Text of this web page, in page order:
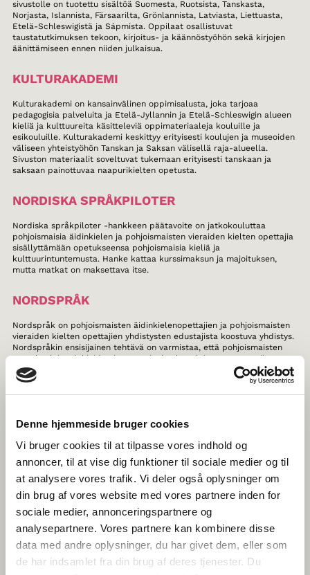
Denne hjemmeside bruger cookies
Vi bruger cookies til at tilpasse vores indhold og
annoncer, til at vise dig funktioner til sociale medier og til
at analysere vores trafik. Vi deler også oplysninger om
din brug af vores website med vores partnere inden for
sociale medier, annonceringspartnere og
analysepartnere. Vores partnere kan kombinere disse
data med andre oplysninger, du har givet dem, eller som
de har indsamlet fra din brug af deres tjenester. Du
sivustolle on tuotettu sisältöä Suomesta, Ruotsista, Tanskasta,
Norjasta, Islannista, Färsaarilta, Grönlannista, Latviasta, Liettuasta,
Etelä-Schleswigistä ja Sápmista. Oppilaat osallistuvat
taustatutkimuksen tekoon, kirjoitus- ja käännöstyöhön sekä kirjojen
äänittämiseen ennen niiden julkaisua.
KULTURAKADEMI
Kulturakademi on kansainvälinen oppimisalusta, joka tarjoaa
pedagogisia palveluita ja Etelä-Jyllannin ja Etelä-Schleswigin alueen
kieliä ja kulttuureita käsitteleviä oppimateriaaleja kouluille ja
esikouluille. Kulturakademi keskittyy erityisesti koulujen ja museoiden
väliseen yhteistyöhön Tanskan ja Saksan välisellä raja-alueella.
Sivuston materiaalit soveltuvat tukemaan erityisesti tanskaan ja
saksaan painottuvaa naapurikielten opetusta.
NORDISKA SPRÅKPILOTER
Nordiska språkpiloter -hankkeen päätavoite on jatkokouluttaa
pohjoismaisia äidinkielen ja pohjoismaisten vieraiden kielten opettajia
sisällyttämään opetukseensa pohjoismaisia kieliä ja
kulttuurintuntemusta. Hanke kattaa kurssimaksun ja majoituksen,
mutta matkat on maksettava itse.
NORDSPRÅK
Nordspråk on pohjoismaisten äidinkielenopettajien ja pohjoismaisten
vieraiden kielten opettajien yhdistysten edustajista koostuva yhdistys.
Nordspråkin ensisijainen tehtävä on varmistaa, että pohjoismaisten
peruskoulujen, lukioiden ja opettajankoulutuslaitosten opettajien
tietämys muiden Pohjoismaiden kulttuureista ja kirjallisuudesta on
ajan tasalla ja että heillä on tarvittavat työkalut pohjoismaisten
THE HISTORY OF NORDIC WOMEN’S
LITERATURE
Tältä sivustolta saat tietoa pohjoismaisen naiskirjallisuuden
uusimmista tuulista ja pääset syventymään Suomen, Ruotsin, Norjan,
Tanskan, Islannin, Färsaarten, Grönlannin ja Ahvenanmaan yli
tuhatvuotiseen naiskirjallisuuden historiaan. Sivuston materiaalit ovat
kokonaan Pohjolan johtavien kirjallisuushistorian tutkijoiden käsialaa.
TEGNTUBE